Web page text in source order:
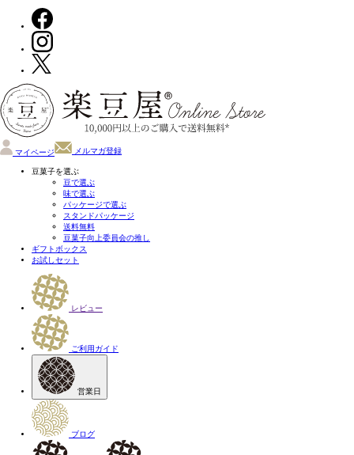
マイページ メルマガ登録
豆菓子を選ぶ
豆で選ぶ
味で選ぶ
パッケージで選ぶ
スタンドパッケージ
送料無料
豆菓子向上委員会の推し
ギフトボックス
お試しセット
レビュー
ご利用ガイド
営業日
ブログ